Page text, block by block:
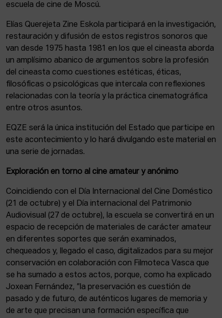
escuela de cine de Moscú.
Elías Querejeta Zine Eskola participará en la investigación,
restauración y difusión de estos registros sonoros que
van desde 1975 hasta 1981 en los que el cineasta aborda
un amplísimo abanico de argumentos sobre la profesión
del cineasta como cuestiones estéticas, éticas,
filosóficas o psicológicas que intercala con reflexiones
relacionadas con la teoría y la práctica cinematográfica
entre otros asuntos.
EQZE será la única institución del Estado que participe en
este acontecimiento y lo hará divulgando este material en
una serie de jornadas.
Exploración en torno al cine amateur y anónimo
Coincidiendo con el Día Internacional del Cine Doméstico
(21 de octubre) y el Día internacional del Patrimonio
Audiovisual (27 de octubre), la escuela se convertirá en un
espacio de recepción de materiales de carácter amateur
en diferentes soportes que serán examinados,
chequeados y, llegado el caso, digitalizados para su mejor
conservación en colaboración con Filmoteca Vasca que
se ha sumado a estos actos, porque, como ha explicado
Joxean Fernández, ”la preservación es cuestión de
pasado y de futuro, de auténticos lugares de memoria y
de arte que precisan una formación específica que